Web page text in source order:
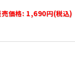
売価格: 1,690円(税込)